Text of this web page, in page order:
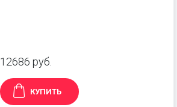
12686 руб.
КУПИТЬ